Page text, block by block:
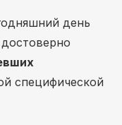
день
специфической